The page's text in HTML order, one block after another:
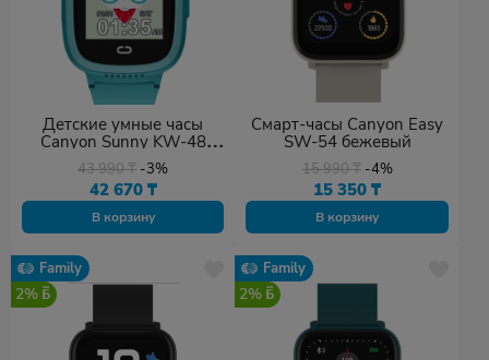
Детские умные часы
Canyon Sunny KW-48
голубой
43 990₸ -3%
42 670 ₸
В корзину
Смарт-часы Canyon Easy
SW-54 бежевый
15 990₸ -4%
15 350₸
В корзину
Family
2%
Family
2%